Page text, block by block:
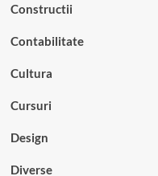
Constructii
Contabilitate
Cultura
Cursuri
Design
Diverse